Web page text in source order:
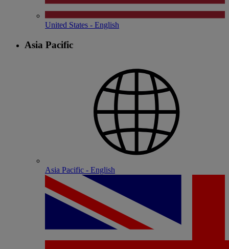
United States - English
Asia Pacific
Asia Pacific - English